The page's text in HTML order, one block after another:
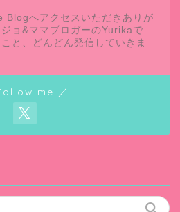
Blogへアクセスいただきありが
ョ&ママブロガーのYurikaで
と、どんどん発信していきま
me ／